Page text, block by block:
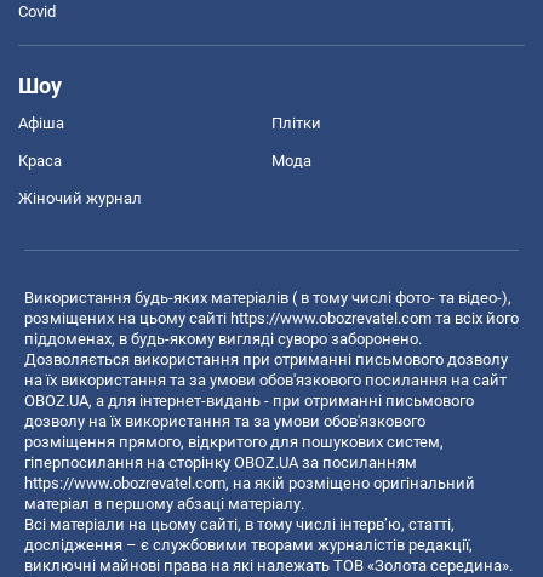
Covid
Шоу
Афіша Плітки
Краса Мода
Жіночий журнал
Використання будь-яких матеріалів ( в тому числі фото- та відео-),
розміщених на цьому сайті https://www.obozrevatel.com та всіх його
піддоменах, в будь-якому вигляді суворо заборонено.
Дозволяється використання при отриманні письмового дозволу
на їх використання та за умови обов'язкового посилання на сайт
OBOZ.UA, а для інтернет-видань - при отриманні письмового
дозволу на їх використання та за умови обов'язкового
розміщення прямого, відкритого для пошукових систем,
гіперпосилання на сторінку OBOZ.UA за посиланням
https://www.obozrevatel.com, на якій розміщено оригінальний
матеріал в першому абзаці матеріалу.
Всі матеріали на цьому сайті, в тому числі інтерв’ю, статті,
дослідження – є службовими творами журналістів редакції,
виключні майнові права на які належать ТОВ «Золота середина».